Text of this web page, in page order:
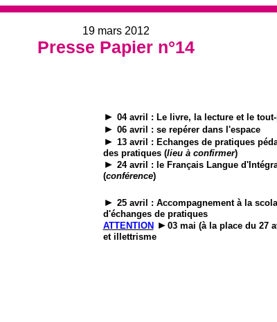
19 mars 2012
Presse Papier n°14
► 04 avril : Le livre, la lecture et le
► 06 avril : se repérer dans l'espace
► 13 avril : Echanges de pratiques
des pratiques (lieu à confirmer)
► 24 avril : le Français Langue
(conférence)
► 25 avril : Accompagnement à la
d'échanges de pratiques
ATTENTION► 03 mai (à la place du 27
et illettrisme